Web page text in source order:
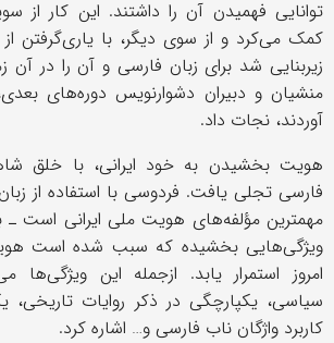
توانایی فهمیدن آن را داشتند. این کار از
کمک می‌کرد و از سوی دیگر، با یاری‌گرفتن
زیربنایی شد برای زبان فارسی و آن را در آن
منشیان و دبیران دشوارنویس دوره‌های
آوردند، نجات داد.
هویت بخشیدن به خود ایرانی، با خلق
فارسی تجلی یافت. فردوسی با استفاده از
مهمترین مؤلفه‌های هویت ملی ایرانی است ـ
ویژگی‌هایی بخشیده که سبب شده است
امروز استمرار یابد. ازجمله این ویژگی‌ها
سیاسی، یکپارچگی در ذکر روایات تاریخی،
کاربرد واژگان ناب فارسی و… اشاره کرد.